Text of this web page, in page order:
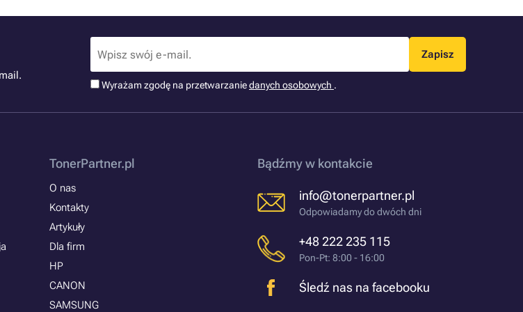
Zapisz
Wyrażam zgodę na przetwarzaniedanych osobowych .
TonerPartner.pl
O nas
Kontakty
Artykuły
Dla firm
HP
CANON
SAMSUNG
Bądźmy w kontakcie
info@tonerpartner.pl
Odpowiadamy do dwóch dni
+48 222 235 115
Pon-Pt: 8:00 - 16:00
Śledź nas na facebooku